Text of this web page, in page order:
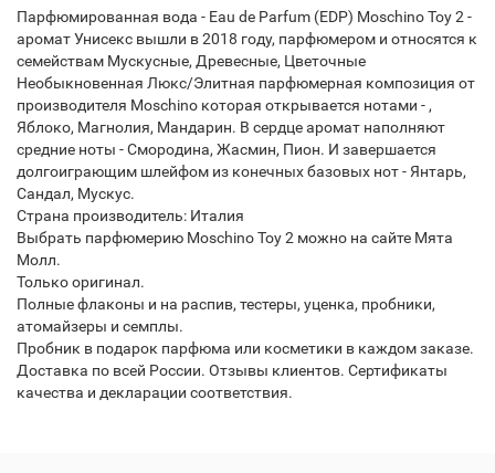
Парфюмированная вода - Eau de Parfum (EDP) Moschino Toy 2 -
аромат Унисекс вышли в 2018 году, парфюмером и относятся к
семействам Мускусные, Древесные, Цветочные
Необыкновенная Люкс/Элитная парфюмерная композиция от
производителя Moschino которая открывается нотами - ,
Яблоко, Магнолия, Мандарин. В сердце аромат наполняют
средние ноты - Смородина, Жасмин, Пион. И завершается
долгоиграющим шлейфом из конечных базовых нот - Янтарь,
Сандал, Мускус.
Страна производитель: Италия
Выбрать парфюмерию Moschino Toy 2 можно на сайте Мята
Молл.
Только оригинал.
Полные флаконы и на распив, тестеры, уценка, пробники,
атомайзеры и семплы.
Пробник в подарок парфюма или косметики в каждом заказе.
Доставка по всей России. Отзывы клиентов. Сертификаты
качества и декларации соответствия.